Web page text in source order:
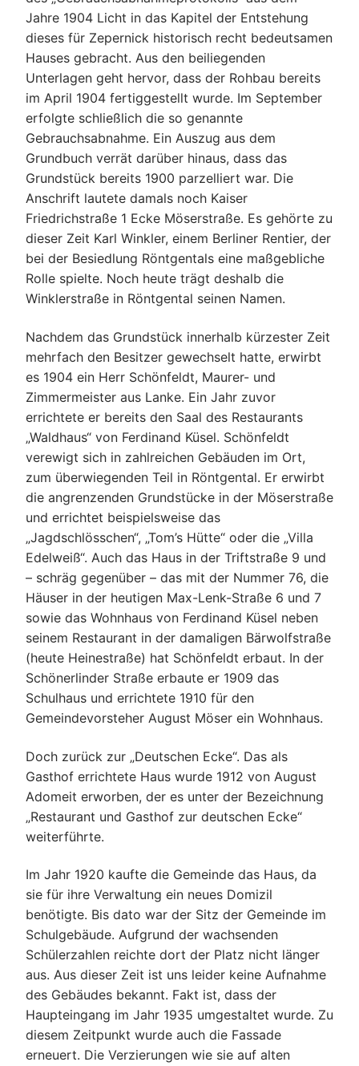
Jahre 1904 Licht in das Kapitel der Entstehung
dieses für Zepernick historisch recht bedeutsamen
Hauses gebracht. Aus den beiliegenden
Unterlagen geht hervor, dass der Rohbau bereits
im April 1904 fertiggestellt wurde. Im September
erfolgte schließlich die so genannte
Gebrauchsabnahme. Ein Auszug aus dem
Grundbuch verrät darüber hinaus, dass das
Grundstück bereits 1900 parzelliert war. Die
Anschrift lautete damals noch Kaiser
Friedrichstraße 1 Ecke Möserstraße. Es gehörte zu
dieser Zeit Karl Winkler, einem Berliner Rentier, der
bei der Besiedlung Röntgentals eine maßgebliche
Rolle spielte. Noch heute trägt deshalb die
Winklerstraße in Röntgental seinen Namen.
Nachdem das Grundstück innerhalb kürzester Zeit
mehrfach den Besitzer gewechselt hatte, erwirbt
es 1904 ein Herr Schönfeldt, Maurer- und
Zimmermeister aus Lanke. Ein Jahr zuvor
errichtete er bereits den Saal des Restaurants
„Waldhaus“ von Ferdinand Küsel. Schönfeldt
verewigt sich in zahlreichen Gebäuden im Ort,
zum überwiegenden Teil in Röntgental. Er erwirbt
die angrenzenden Grundstücke in der Möserstraße
und errichtet beispielsweise das
„Jagdschlösschen“, „Tom’s Hütte“ oder die „Villa
Edelweiß“. Auch das Haus in der Triftstraße 9 und
– schräg gegenüber – das mit der Nummer 76, die
Häuser in der heutigen Max-Lenk-Straße 6 und 7
sowie das Wohnhaus von Ferdinand Küsel neben
seinem Restaurant in der damaligen Bärwolfstraße
(heute Heinestraße) hat Schönfeldt erbaut. In der
Schönerlinder Straße erbaute er 1909 das
Schulhaus und errichtete 1910 für den
Gemeindevorsteher August Möser ein Wohnhaus.
Doch zurück zur „Deutschen Ecke“. Das als
Gasthof errichtete Haus wurde 1912 von August
Adomeit erworben, der es unter der Bezeichnung
„Restaurant und Gasthof zur deutschen Ecke“
weiterführte.
Im Jahr 1920 kaufte die Gemeinde das Haus, da
sie für ihre Verwaltung ein neues Domizil
benötigte. Bis dato war der Sitz der Gemeinde im
Schulgebäude. Aufgrund der wachsenden
Schülerzahlen reichte dort der Platz nicht länger
aus. Aus dieser Zeit ist uns leider keine Aufnahme
des Gebäudes bekannt. Fakt ist, dass der
Haupteingang im Jahr 1935 umgestaltet wurde. Zu
diesem Zeitpunkt wurde auch die Fassade
erneuert. Die Verzierungen wie sie auf alten